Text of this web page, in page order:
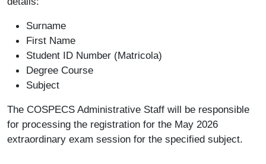
Surname
First Name
Student ID Number (Matricola)
Degree Course
Subject
The COSPECS Administrative Staff will be responsible
for processing the registration for the May 2026
extraordinary exam session for the specified subject.